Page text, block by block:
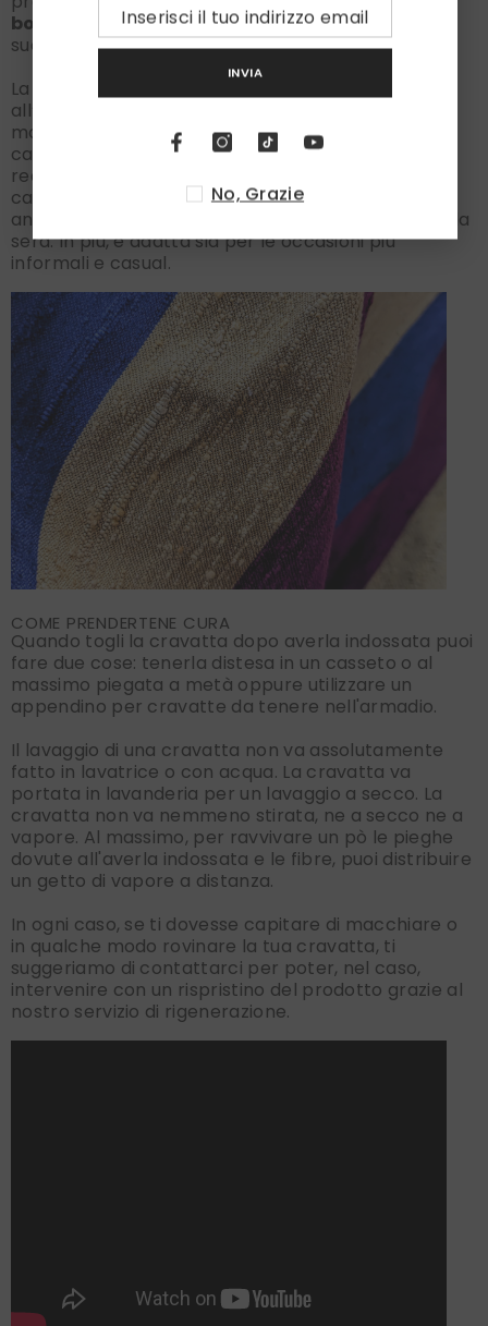
bottoni e nodidiventano elementi fondanti della
sua unicità e riconoscibilità.
La seta shantung è altresì durevole e resistente
all’usura. La sua superficie si presenta goffrata e
morbida al tatto ed offre una delicata luminosità
cangiante. Questa seta è perfetta per la
realizzazione di cravatte molto ricercate. Essa è
calda d’inverno e fresca d’estate, inoltre è
anallergica ed è perfetta sia per il giorno che per la
sera. In più, è adatta sia per le occasioni più
informali e casual.
COME PRENDERTENE CURA
Quando togli la cravatta dopo averla indossata puoi
fare due cose: tenerla distesa in un casseto o al
massimo piegata a metà oppure utilizzare un
appendino per cravatte da tenere nell'armadio.
Il lavaggio di una cravatta non va assolutamente
fatto in lavatrice o con acqua. La cravatta va
portata in lavanderia per un lavaggio a secco. La
cravatta non va nemmeno stirata, ne a secco ne a
vapore. Al massimo, per ravvivare un pò le pieghe
dovute all'averla indossata e le fibre, puoi distribuire
un getto di vapore a distanza.
In ogni caso, se ti dovesse capitare di macchiare o
in qualche modo rovinare la tua cravatta, ti
suggeriamo di contattarci per poter, nel caso,
intervenire con un rispristino del prodotto grazie al
nostro servizio di rigenerazione.
INVIA
No, Grazie